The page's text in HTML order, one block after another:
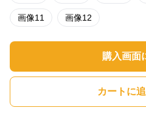
画像11 画像12
購入画面
カートに